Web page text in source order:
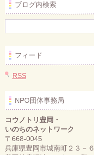
ブログ内検索
フィード
RSS
NPO団体事務局
コウノトリ豊岡・
いのちのネットワーク
〒668-0045
兵庫県豊岡市城南町２３－６